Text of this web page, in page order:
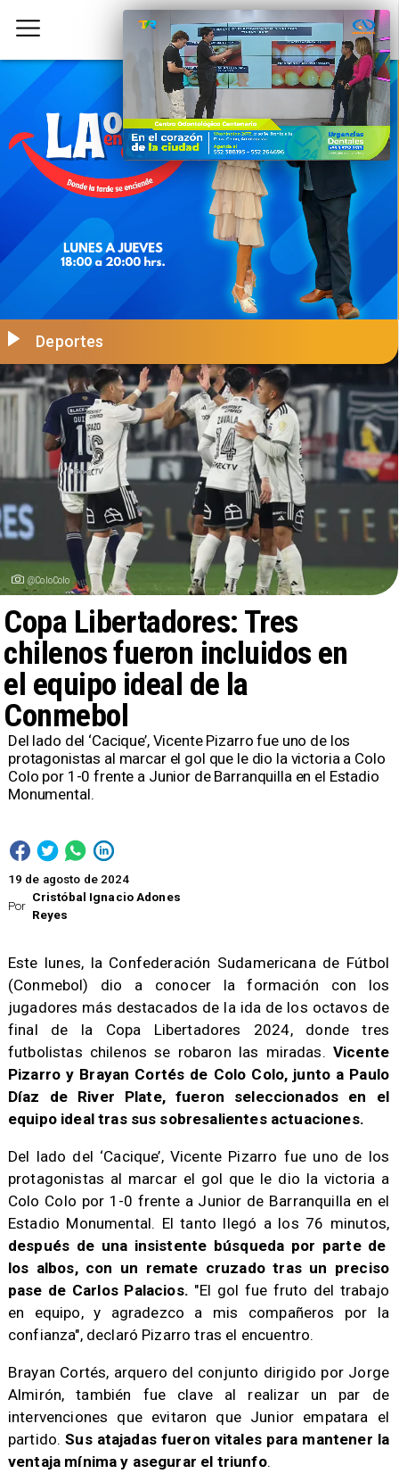
@ColoColo
Por
Cristóbal Ignacio Adones
Reyes
Copa Libertadores: Tres
chilenos fueron incluidos en
el equipo ideal de la
Conmebol
Deportes
19 de agosto de 2024
​Del lado del ‘Cacique’, Vicente Pizarro fue uno de los
protagonistas al marcar el gol que le dio la victoria a Colo
Colo por 1-0 frente a Junior de Barranquilla en el Estadio
Monumental.
Este lunes, la Confederación Sudamericana de Fútbol
(Conmebol) dio a conocer la formación con los
jugadores más destacados de la ida de los octavos de
final de la Copa Libertadores 2024, donde tres
futbolistas chilenos se robaron las miradas. Vicente
Pizarro y Brayan Cortés de Colo Colo, junto a Paulo
Díaz de River Plate, fueron seleccionados en el
equipo ideal tras sus sobresalientes actuaciones.
Del lado del ‘Cacique’, Vicente Pizarro fue uno de los
protagonistas al marcar el gol que le dio la victoria a
Colo Colo por 1-0 frente a Junior de Barranquilla en el
Estadio Monumental. El tanto llegó a los 76 minutos,
después de una insistente búsqueda por parte de
los albos, con un remate cruzado tras un preciso
pase de Carlos Palacios. "El gol fue fruto del trabajo
en equipo, y agradezco a mis compañeros por la
confianza", declaró Pizarro tras el encuentro.
Brayan Cortés, arquero del conjunto dirigido por Jorge
Almirón, también fue clave al realizar un par de
intervenciones que evitaron que Junior empatara el
partido.Sus atajadas fueron vitales para mantener la
ventaja mínima y asegurar el triunfo.